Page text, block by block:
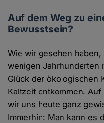
Auf dem Weg zu
Bewusstsein?
Wie wir gesehen
wenigen Jahrhunderten
Glück der ökologischen
Kaltzeit entkommen.
wir uns heute ganz
Immerhin: Man kann es